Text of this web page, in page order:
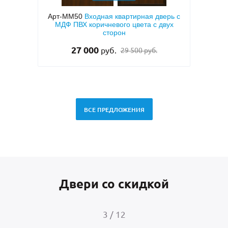
Арт-ММ50 Входная квартирная дверь с
МДФ ПВХ коричневого цвета с двух
сторон
27 000 руб. 29 500 руб.
ВСЕ ПРЕДЛОЖЕНИЯ
Двери со скидкой
3 / 12